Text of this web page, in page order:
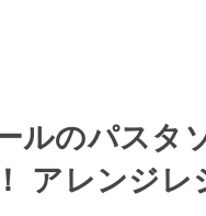
ルのパスタ
アレンジレ